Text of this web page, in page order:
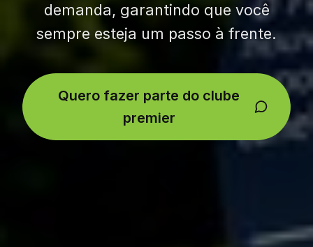
demanda, garantindo que você
sempre esteja um passo à frente.
Quero fazer parte do clube
premier